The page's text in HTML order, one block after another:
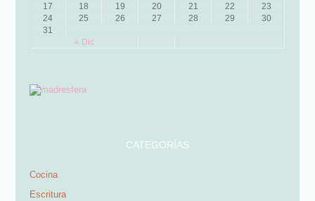
« Dic
17
18 19 20 21 22
23
24
25 26 27 28 29
30
31
CATEGORÍAS
Cocina
Escritura